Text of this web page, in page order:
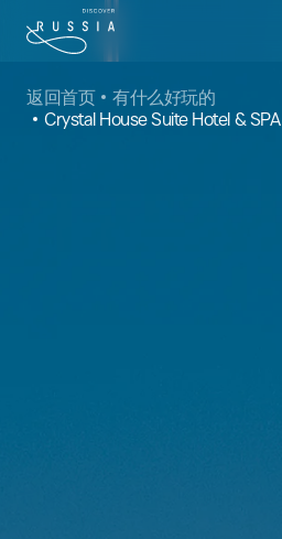
返回首页
有什么好玩的
Crystal House Suite Hotel & SPA